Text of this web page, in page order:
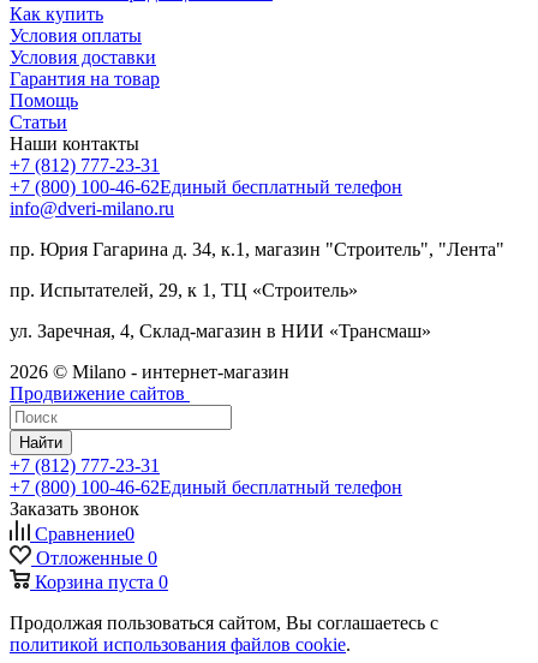
Как купить
Условия оплаты
Условия доставки
Гарантия на товар
Помощь
Статьи
Наши контакты
+7 (812) 777-23-31
+7 (800) 100-46-62Единый бесплатный телефон
info@dveri-milano.ru
пр. Юрия Гагарина д. 34, к.1, магазин "Строитель", "Лента"
пр. Испытателей, 29, к 1, ТЦ «Строитель»
ул. Заречная, 4, Склад-магазин в НИИ «Трансмаш»
2026 © Milano - интернет-магазин
Продвижение сайтов
Найти
+7 (812) 777-23-31
+7 (800) 100-46-62Единый бесплатный телефон
Заказать звонок
Сравнение0
Отложенные 0
Корзина пуста 0
Продолжая пользоваться сайтом, Вы соглашаетесь с
политикой использования файлов cookie.